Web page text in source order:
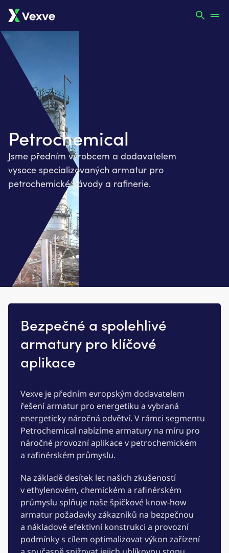
Petrochemical
Jsme předním výrobcem a dodavatelem
vysoce specializovaných armatur pro
petrochemické závody a rafinerie.​
Bezpečné a spolehlivé
armatury pro klíčové
aplikace
Vexve je předním evropským dodavatelem
řešení armatur pro energetiku a vybraná
energeticky náročná odvětví. V rámci segmentu
Petrochemical nabízíme armatury na míru pro
náročné provozní aplikace v petrochemickém
a rafinérském průmyslu.
Na základě desítek let našich zkušeností
v ethylenovém, chemickém a rafinérském
průmyslu splňuje naše špičkové know-how
armatur požadavky zákazníků na bezpečnou
a nákladově efektivní konstrukci a provozní
podmínky s cílem optimalizovat výkon zařízení